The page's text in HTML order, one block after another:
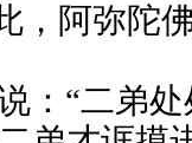
，阿弥陀
：“二弟